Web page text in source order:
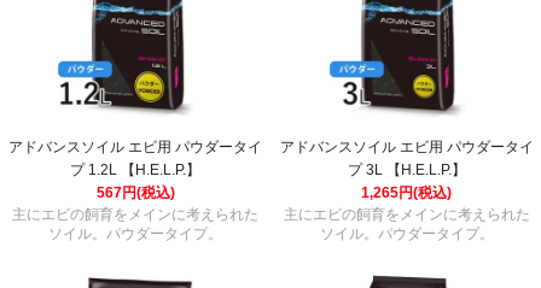
アドバンスソイル エビ用 パウダータイ
プ 1.2L 【H.E.L.P.】
567円(税込)
主にエビの飼育をメインに考えられた
ソイル。パウダータイプ。
アドバンスソイル エビ用 パウダータイ
プ 3L 【H.E.L.P.】
1,265円(税込)
主にエビの飼育をメインに考えられた
ソイル。パウダータイプ。